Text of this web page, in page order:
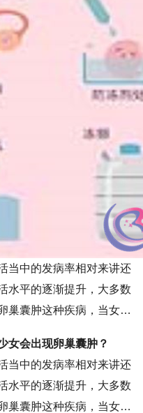
当中的发病率相对来讲还
水平的逐渐提升，大多数
巢囊肿这种疾病，当女性
就是说越来越多的少女会
回事，这是很多人希望能
女会出现卵巢囊肿？
当中的发病率相对来讲还
水平的逐渐提升，大多数
巢囊肿这种疾病，当女性